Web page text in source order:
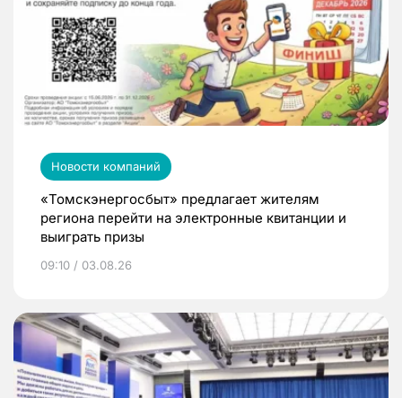
Новости компаний
«Томскэнергосбыт» предлагает жителям
региона перейти на электронные квитанции и
выиграть призы
09:10 / 03.08.26